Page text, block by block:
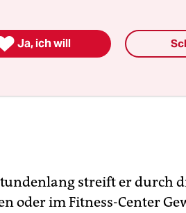
streift er durch
oder im Fitness-Center
Ja, ich will